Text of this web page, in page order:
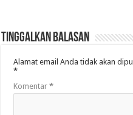
Tinggalkan Balasan
Alamat email Anda tidak akan
*
Komentar*